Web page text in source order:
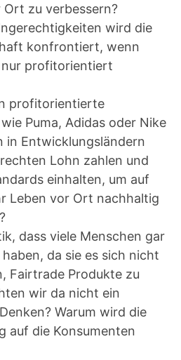
zu verbessern?
wird die
konfrontiert, wenn
profitorientiert
profitorientierte
Puma, Adidas oder Nike
in Entwicklungsländern
Lohn zahlen und
einhalten, um auf
Leben vor Ort nachhaltig
dass viele Menschen gar
da sie es sich nicht
Fairtrade Produkte zu
wir da nicht ein
Warum wird die
auf die Konsumenten